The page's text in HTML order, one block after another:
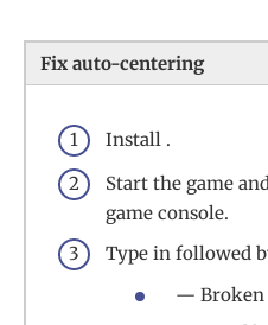
Fix auto-centering
Install .
Start the game
game console.
Type in followed
— Broken